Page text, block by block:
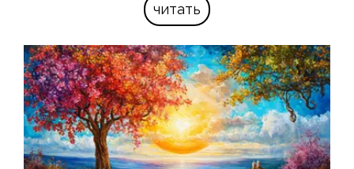
читать